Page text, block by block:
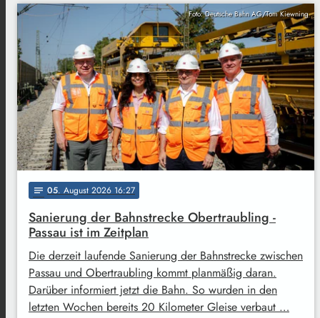
Foto: Deutsche Bahn AG/Tom Kiewning
notes 05. August 2026 16:27
Sanierung der Bahnstrecke Obertraubling -
Passau ist im Zeitplan
Die derzeit laufende Sanierung der Bahnstrecke zwischen
Passau und Obertraubling kommt planmäßig daran.
Darüber informiert jetzt die Bahn. So wurden in den
letzten Wochen bereits 20 Kilometer Gleise verbaut …